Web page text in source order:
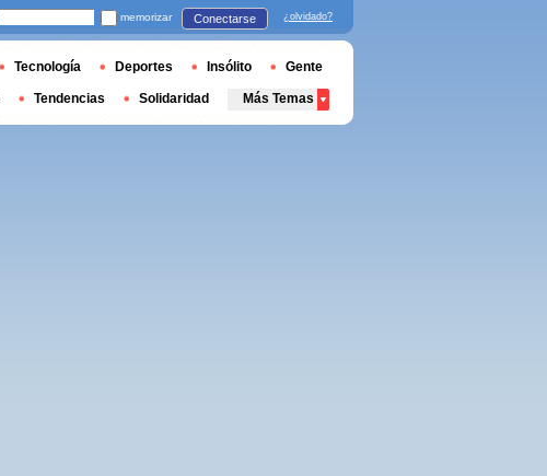
memorizar Conectarse ¿olvidado?
Tecnología Deportes Insólito Gente
Tendencias Solidaridad Más Temas